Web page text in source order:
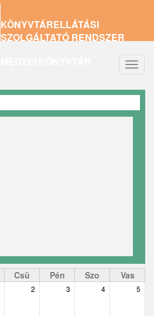
KÖNYVTÁRELLÁTÁSI
SZOLGÁLTATÓ RENDSZER
Csü Pén Szo Vas
2 3 4 5